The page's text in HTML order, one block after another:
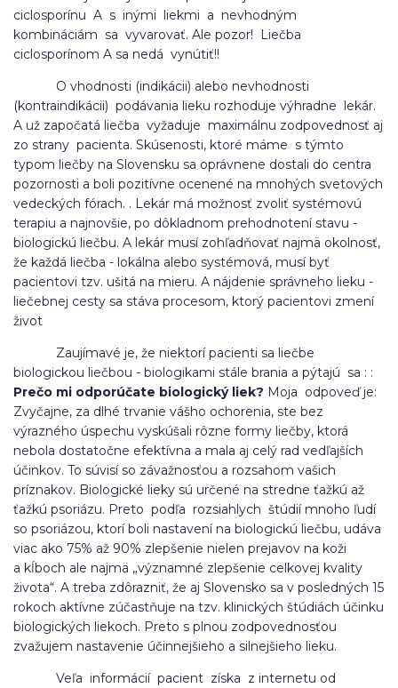
ciclosporínu A s inými liekmi a nevhodným
kombináciám sa vyvarovať. Ale pozor! Liečba
ciclosporínom A sa nedá vynútiť!!
O vhodnosti (indikácii) alebo nevhodnosti
(kontraindikácii) podávania lieku rozhoduje výhradne lekár.
A už započatá liečba vyžaduje maximálnu zodpovednosť aj
zo strany pacienta. Skúsenosti, ktoré máme s týmto
typom liečby na Slovensku sa oprávnene dostali do centra
pozornosti a boli pozitívne ocenené na mnohých svetových
vedeckých fórach. . Lekár má možnosť zvoliť systémovú
terapiu a najnovšie, po dôkladnom prehodnotení stavu -
biologickú liečbu. A lekár musí zohľadňovať najmä okolnosť,
že každá liečba - lokálna alebo systémová, musí byť
pacientovi tzv. ušitá na mieru. A nájdenie správneho lieku -
liečebnej cesty sa stáva procesom, ktorý pacientovi zmení
život
Zaujímavé je, že niektorí pacienti sa liečbe
biologickou liečbou - biologikami stále brania a pýtajú sa : :
Prečo mi odporúčate biologický liek? Moja odpoveď je:
Zvyčajne, za dlhé trvanie vášho ochorenia, ste bez
výrazného úspechu vyskúšali rôzne formy liečby, ktorá
nebola dostatočne efektívna a mala aj celý rad vedľajších
účinkov. To súvisí so závažnosťou a rozsahom vašich
príznakov. Biologické lieky sú určené na stredne ťažkú až
ťažkú psoriázu. Preto podľa rozsiahlych štúdií mnoho ľudí
so psoriázou, ktorí boli nastavení na biologickú liečbu, udáva
viac ako 75% až 90% zlepšenie nielen prejavov na koži
a kĺboch ale najmä „významné zlepšenie celkovej kvality
života“. A treba zdôrazniť, že aj Slovensko sa v posledných 15
rokoch aktívne zúčastňuje na tzv. klinických štúdiách účinku
biologických liekoch. Preto s plnou zodpovednosťou
zvažujem nastavenie účinnejšieho a silnejšieho lieku.
Veľa informácií pacient získa z internetu od